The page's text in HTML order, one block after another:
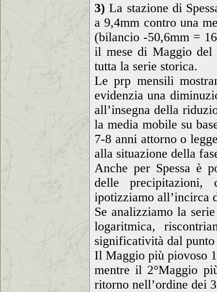
3) La stazione di
a 9,4mm contro una
(bilancio -50,6mm =
il mese di Maggio del
tutta la serie storica.
Le prp mensili
evidenzia una
all’insegna della
la media mobile su
7-8 anni attorno o
alla situazione della
Anche per Spessa è
delle precipitazioni,
ipotizziamo all’incirca
Se analizziamo la
logaritmica,
significatività dal
Il Maggio più piovoso
mentre il 2°Maggio
ritorno nell’ordine dei